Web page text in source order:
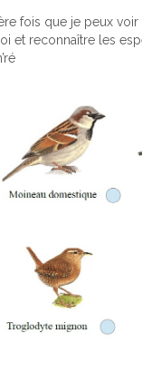
fois que je peux
et reconnaître les